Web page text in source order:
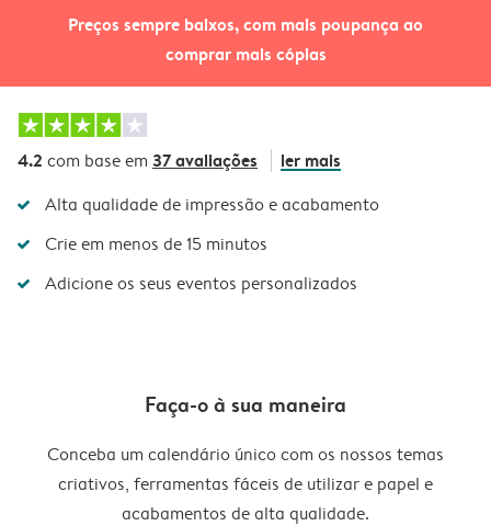
Preços sempre baixos, com mais poupança ao
comprar mais cópias
4.2 com base em 37 avaliações ler mais
Alta qualidade de impressão e acabamento
Crie em menos de 15 minutos
Adicione os seus eventos personalizados
Faça-o à sua maneira
Conceba um calendário único com os nossos temas
criativos, ferramentas fáceis de utilizar e papel e
acabamentos de alta qualidade.